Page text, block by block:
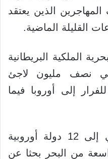
المهاجرين الذين يعتقد
القليلة الماضية.
الملكية البريطانية
نصف مليون لاجئ
إلى أوروبا فيما
وتلقت السفن التي تنتمي إلى 12 دولة أوروبية
من البحر بحثا عن